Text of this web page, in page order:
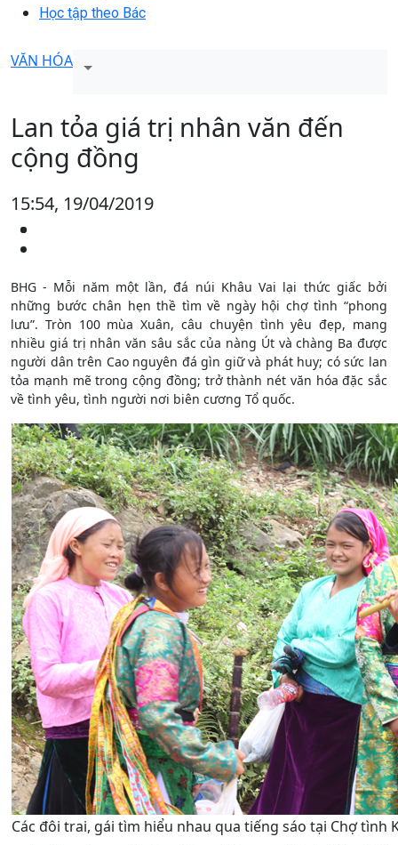
Học tập theo Bác
VĂN HÓA
Lan tỏa giá trị nhân văn đến
cộng đồng
15:54, 19/04/2019
BHG - Mỗi năm một lần, đá núi Khâu Vai lại thức giấc bởi
những bước chân hẹn thề tìm về ngày hội chợ tình “phong
lưu”. Tròn 100 mùa Xuân, câu chuyện tình yêu đẹp, mang
nhiều giá trị nhân văn sâu sắc của nàng Út và chàng Ba được
người dân trên Cao nguyên đá gìn giữ và phát huy; có sức lan
tỏa mạnh mẽ trong cộng đồng; trở thành nét văn hóa đặc sắc
về tình yêu, tình người nơi biên cương Tổ quốc.
Các đôi trai, gái tìm hiểu nhau qua tiếng sáo tại Chợ tình